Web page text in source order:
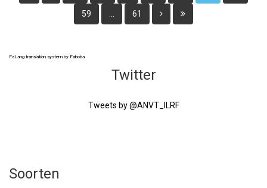
59 ... 61
FaLang translation system by Faboba
Twitter
Tweets by @ANVT_ILRF
Soorten